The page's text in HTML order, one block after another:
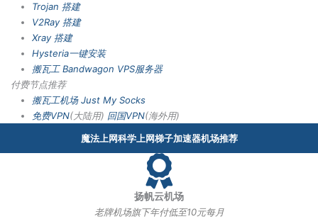
Trojan 搭建
V2Ray 搭建
Xray 搭建
Hysteria一键安装
搬瓦工 Bandwagon VPS服务器
付费节点推荐
搬瓦工机场 Just My Socks
免费VPN(大陆用) 回国VPN(海外用)
魔法上网科学上网梯子加速器机场推荐
扬帆云机场
老牌机场旗下年付低至10元每月